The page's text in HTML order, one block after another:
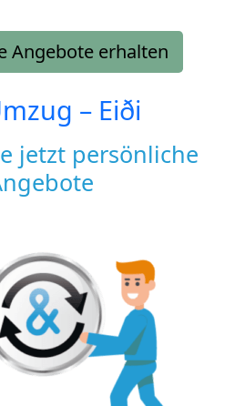
Angebote erhalten
– Eiði
jetzt persönliche